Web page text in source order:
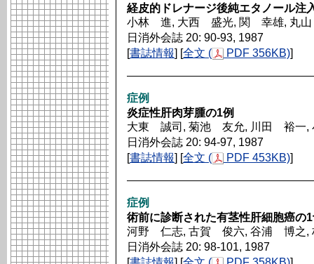
経皮的ドレナージ後純エタノール注
小林 進, 大西 盛光, 関 幸雄, 丸
日消外会誌 20: 90-93, 1987
[書誌情報] [全文 ( PDF 356KB)]
症例
炎症性肝肉芽腫の1例
大東 誠司, 菊池 友允, 川田 裕一
日消外会誌 20: 94-97, 1987
[書誌情報] [全文 ( PDF 453KB)]
症例
術前に診断された有茎性肝細胞癌の
河野 仁志, 古賀 俊六, 谷浦 博之
日消外会誌 20: 98-101, 1987